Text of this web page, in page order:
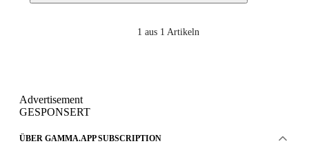
1 aus 1 Artikeln
Advertisement
GESPONSERT
ÜBER GAMMA.APP SUBSCRIPTION